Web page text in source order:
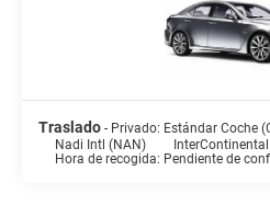
Traslado - Privado: Estándar Coche
Nadi Intl (NAN)
Hora de recogida: Pendiente de